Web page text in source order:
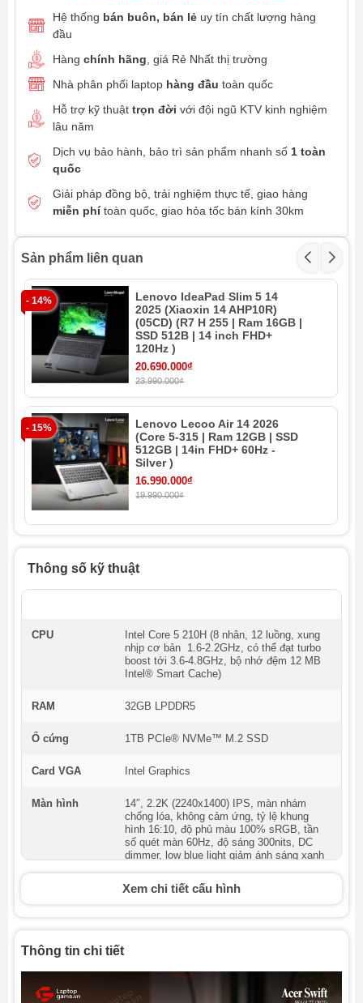
Hệ thống bán buôn, bán lẻ uy tín chất lượng hàng
đầu
Hàng chính hãng , giá Rẻ Nhất thị trường
Nhà phân phối laptop hàng đầu toàn quốc
Hỗ trợ kỹ thuật trọn đời với đội ngũ KTV kinh nghiệm
lâu năm
Dịch vụ bảo hành, bảo trì sản phẩm nhanh số 1 toàn
quốc
Giải pháp đồng bộ, trải nghiệm thực tế, giao hàng
miễn phítoàn quốc, giao hỏa tốc bán kính 30km
Sản phẩm liên quan
- 14%
Lenovo IdeaPad Slim 5 14
2025 (Xiaoxin 14 AHP10R)
(05CD) (R7 H 255 | Ram 16GB |
SSD 512B | 14 inch FHD+
120Hz )
20.690.000₫
23.990.000₫
- 15%
Lenovo Lecoo Air 14 2026
(Core 5-315 | Ram 12GB | SSD
512GB | 14in FHD+ 60Hz -
Silver )
16.990.000₫
19.990.000₫
Thông số kỹ thuật
CPU
Intel Core 5 210H (8 nhân, 12 luồng, xung
nhịp cơ bản 1.6-2.2GHz, có thể đạt turbo
boost tới 3.6-4.8GHz, bộ nhớ đệm 12 MB
Intel® Smart Cache)
RAM 32GB LPDDR5
Ổ cứng 1TB PCIe® NVMe™ M.2 SSD
Card VGA Intel Graphics
Màn hình
14″, 2.2K (2240x1400) IPS, màn nhám
chống lóa, không cảm ứng, tỷ lệ khung
hình 16:10, độ phủ màu 100% sRGB, tần
số quét màn 60Hz, độ sáng 300nits, DC
dimmer, low blue light giảm ánh sáng xanh
Cổng kết nối
2x USB-C 3.2 Gen 2
Xem chi tiết cấu hình
Thông tin chi tiết